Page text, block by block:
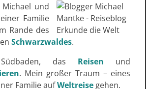
und
Familie
Rande des
Schwarzwaldes.
das Reisen und
. Mein großer Traum – eines
Familie aufWeltreise gehen.